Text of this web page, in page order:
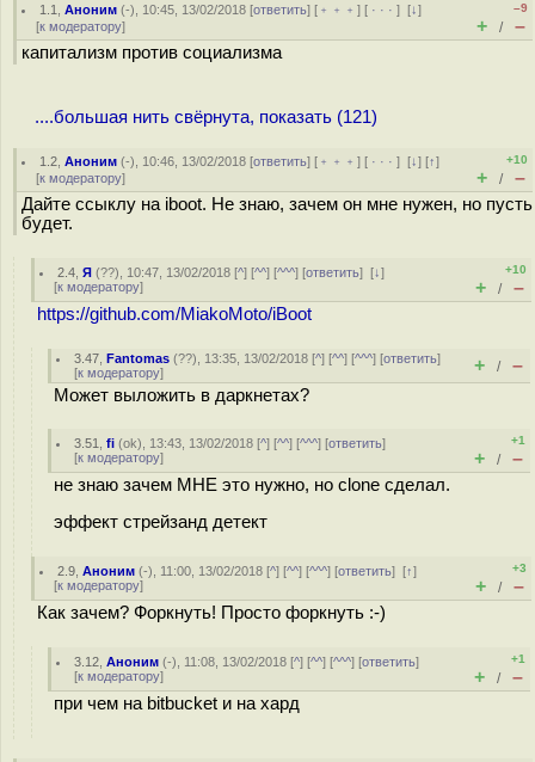
1.1 ,Аноним (-), 10:45, 13/02/2018 [ответить] [ ﹢﹢﹢] [ · · ·][↓]
[к модератору]
–9
+ / –
капитализм против социализма
....большая нить свёрнута, показать (121)
1.2 ,Аноним (-), 10:46, 13/02/2018 [ответить] [ ﹢﹢﹢] [ · · ·][↓] [↑]
[к модератору]
+10
+ / –
Дайте ссыклу на iboot. Не знаю, зачем он мне нужен, но пусть
будет.
2.4 ,Я (??), 10:47, 13/02/2018 [^] [^^] [^^^] [ответить][↓]
[к модератору]
+10
+ / –
https://github.com/MiakoMoto/iBoot
3.47 ,Fantomas (??), 13:35, 13/02/2018 [^] [^^] [^^^] [ответить]
[к модератору] + / –
Может выложить в даркнетах?
3.51 ,fi (ok), 13:43, 13/02/2018 [^] [^^] [^^^] [ответить]
[к модератору]
+1
+ / –
не знаю зачем МНЕ это нужно, но clone сделал.
эффект стрейзанд детект
2.9 ,Аноним (-), 11:00, 13/02/2018 [^] [^^] [^^^] [ответить][↑]
[к модератору]
+3
+ / –
Как зачем? Форкнуть! Просто форкнуть :-)
3.12 ,Аноним (-), 11:08, 13/02/2018 [^] [^^] [^^^] [ответить]
[к модератору]
+1
+ / –
при чем на bitbucket и на хард